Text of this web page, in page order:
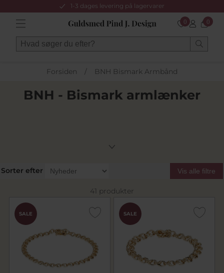
1-3 dages levering på lagervarer
0 0
Forsiden / BNH Bismark Armbånd
BNH - Bismark armlænker
Sorter efter Vis alle filtre
41 produkter
SALE SALE